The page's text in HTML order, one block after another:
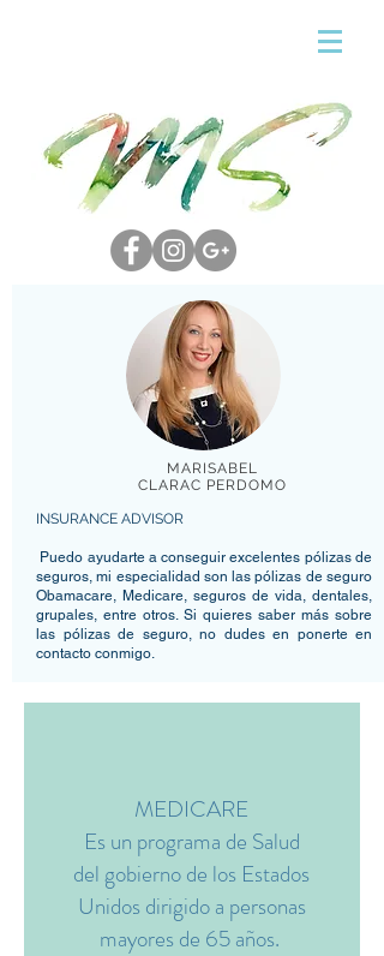
MARISABEL
CLARAC PERDOMO
INSURANCE ADVISOR
Puedo ayudarte a conseguir excelentes pólizas de
seguros, mi especialidad son las pólizas de seguro
Obamacare, Medicare, seguros de vida, dentales,
grupales, entre otros. Si quieres saber más sobre
las pólizas de seguro, no dudes en ponerte en
contacto conmigo.​
MEDICARE
Es un programa de Salud
del gobierno de los Estados
Unidos dirigido a personas
mayores de 65 años.